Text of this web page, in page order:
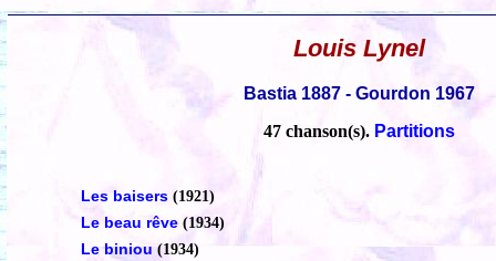
Louis Lynel
Bastia 1887 - Gourdon 1967
47 chanson(s). Partitions
Les baisers (1921)
Le beau rêve (1934)
Le biniou (1934)